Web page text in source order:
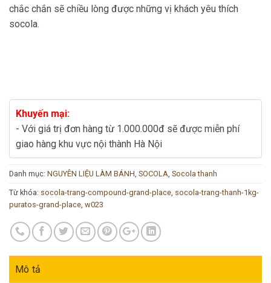
chắc chắn sẽ chiều lòng được những vị khách yêu thích
socola.
Khuyến mại:
- Với giá trị đơn hàng từ 1.000.000đ sẽ được miễn phí
giao hàng khu vực nội thành Hà Nội
Danh mục: NGUYÊN LIỆU LÀM BÁNH, SOCOLA, Socola thanh
Từ khóa: socola-trang-compound-grand-place, socola-trang-thanh-1kg-
puratos-grand-place, w023
Mô tả